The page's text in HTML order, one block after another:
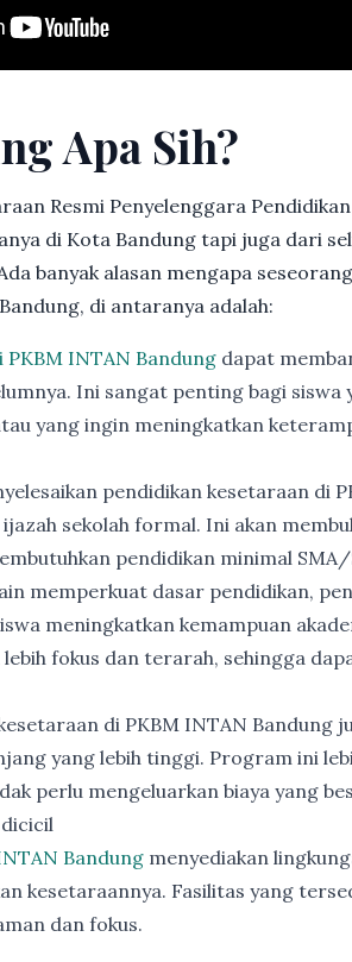
Apa Sih?
Resmi Penyelenggara
di Kota Bandung tapi juga dari
banyak alasan mengapa
di antaranya adalah:
PKBM INTAN Bandung dapat
Ini sangat penting bagi siswa
yang ingin meningkatkan
pendidikan kesetaraan di
sekolah formal. Ini akan
pendidikan minimal SMA/
memperkuat dasar pendidikan,
meningkatkan kemampuan
fokus dan terarah, sehingga
di PKBM INTAN Bandung
yang lebih tinggi. Program ini
perlu mengeluarkan biaya yang
Bandung menyediakan
kesetaraannya. Fasilitas yang
dan fokus.